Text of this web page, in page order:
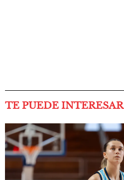
TE PUEDE INTERESAR